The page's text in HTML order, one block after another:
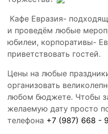
Кафе Евразия-
и проведём любые
юбилеи, корпоративы-
приветствовать гостей.
Цены на любые
организовать
любом бюджете. Чтобы
желаемую дату просто
телефона +7 (987) 668 -